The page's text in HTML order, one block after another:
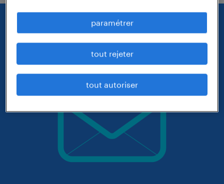
paramétrer
tout rejeter
tout autoriser